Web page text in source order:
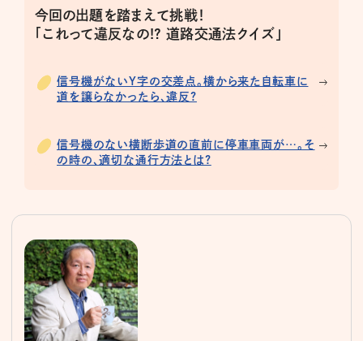
今回の出題を踏まえて挑戦！
「これって違反なの!? 道路交通法クイズ」
信号機がないY字の交差点。横から来た自転車に
道を譲らなかったら、違反?
信号機のない横断歩道の直前に停車車両が…。そ
の時の、適切な通行方法とは?